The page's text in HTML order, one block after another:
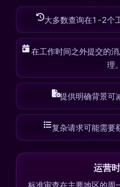
大多数查询在1-2个
在工作时间之外提交的
理。
提供明确背景可
复杂请求可能需要
运营
标准审查在主要地区的周